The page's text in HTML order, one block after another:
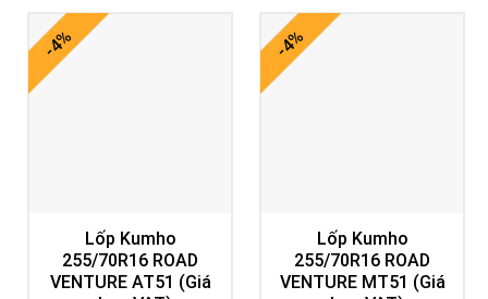
-4%
Lốp Kumho
255/70R16 ROAD
VENTURE AT51 (Giá
-4%
Lốp Kumho
255/70R16 ROAD
VENTURE MT51 (Giá